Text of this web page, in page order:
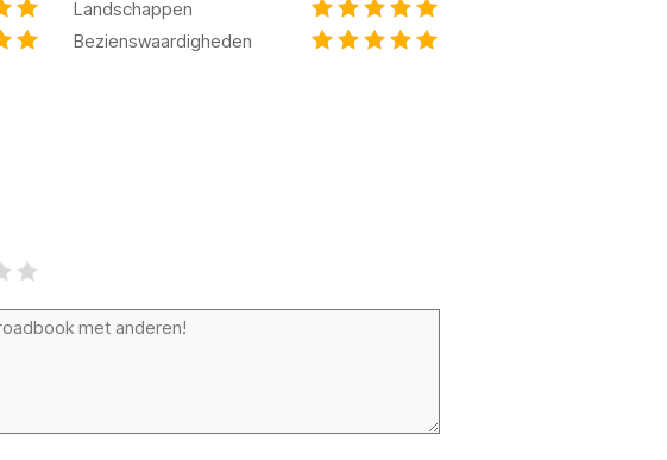
Landschappen
Bezienswaardigheden